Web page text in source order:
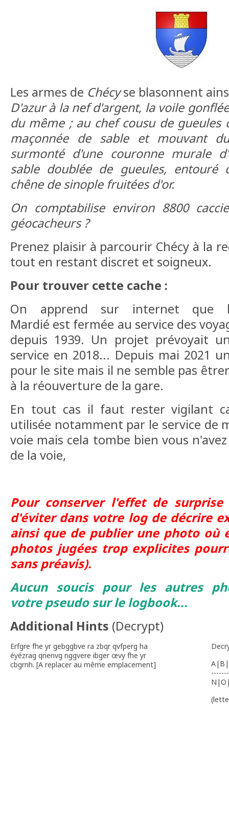
Les armes de Chécyse blasonnent
D'azur à la nef d'argent, la voile
du même ; au chef cousu de gueules
maçonnée de sable et mouvant
surmonté d'une couronne murale
sable doublée de gueules, entouré
chêne de sinople fruitées d'or.
On comptabilise environ 8800
géocacheurs ?
Prenez plaisir à parcourir Chécy à la
tout en restant discret et soigneux.
Pour trouver cette cache :
On apprend sur internet que
Mardié est fermée au service des
depuis 1939. Un projet prévoyait
service en 2018... Depuis mai 2021
pour le site mais il ne semble pas
à la réouverture de la gare.
En tout cas il faut rester vigilant
utilisée notamment par le service de
voie mais cela tombe bien vous
de la voie,
Pour conserver l'effet de
d'éviter dans votre log de décrire
ainsi que de publier une photo où
photos jugées trop explicites
sans préavis).
Aucun soucis pour les autres
votre pseudo sur le logbook...
Additional Hints (Decrypt)
Erfgre fhe yr gebggbve ra zbqr qvfperg ha
éyézrag qrienvg nggvere ibger œvy fhe yr
cbgrnh. [A replacer au même emplacement]